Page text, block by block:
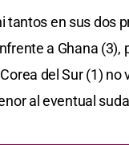
tantos en sus dos
a Ghana
del Sur (1)
al eventual